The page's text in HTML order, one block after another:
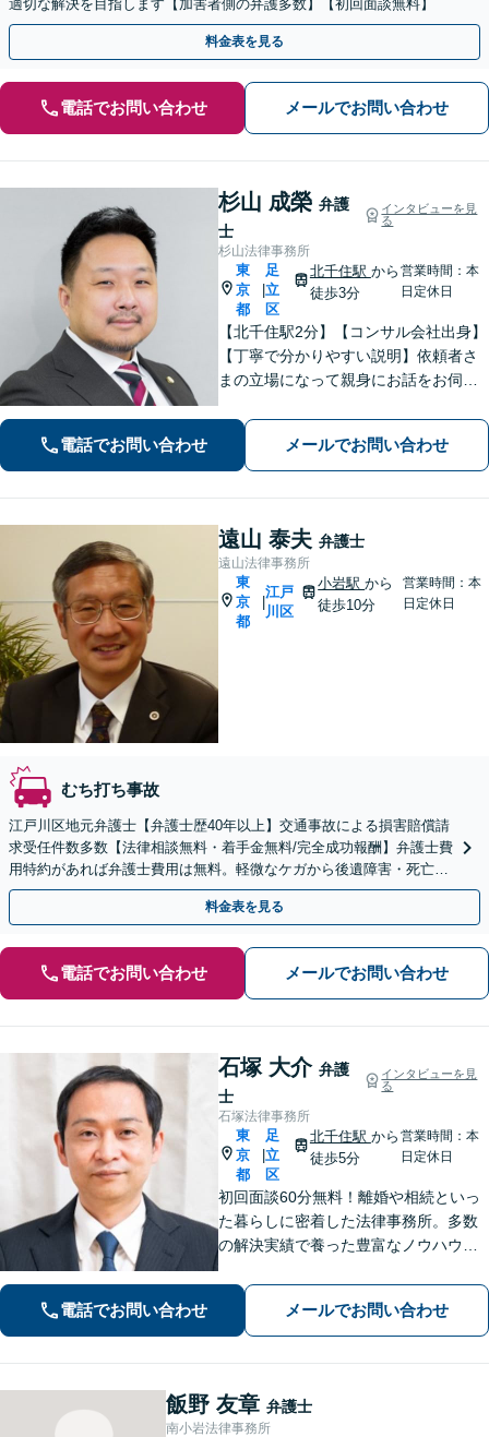
適切な解決を目指します【加害者側の弁護多数】【初回面談無料】
料金表を見る
電話でお問い合わせ メールでお問い合わせ
杉山 成榮 弁護
士
インタビューを見
る
杉山法律事務所
東
京
都
|
足
立
区
北千住駅 から
徒歩3分
営業時間：本
日定休日
【北千住駅2分】【コンサル会社出身】
【丁寧で分かりやすい説明】依頼者さ
まの立場になって親身にお話をお伺い
にしておりますので、ささいなお悩み
でも遠慮なくお聞かせください。【電
話・WEB面談可】
電話でお問い合わせ メールでお問い合わせ
遠山 泰夫 弁護士
遠山法律事務所
東
京
都
|
江戸
川区
小岩駅から
徒歩10分
営業時間：本
日定休日
むち打ち事故
江戸川区地元弁護士【弁護士歴40年以上】交通事故による損害賠償請
求受任件数多数【法律相談無料・着手金無料/完全成功報酬】弁護士費
用特約があれば弁護士費用は無料。軽微なケガから後遺障害・死亡事
故にも幅広く対応。示談前に賠償額をご確認下さい。
料金表を見る
電話でお問い合わせ メールでお問い合わせ
石塚 大介 弁護
士
インタビューを見
る
石塚法律事務所
東
京
都
|
足
立
区
北千住駅 から
徒歩5分
営業時間：本
日定休日
初回面談60分無料！離婚や相続といっ
た暮らしに密着した法律事務所。多数
の解決実績で養った豊富なノウハウを
ご提示します。悩みを抱え込まずお気
軽にご相談ください【カード利用可】
【北千住駅5分】
電話でお問い合わせ メールでお問い合わせ
飯野 友章 弁護士
南小岩法律事務所